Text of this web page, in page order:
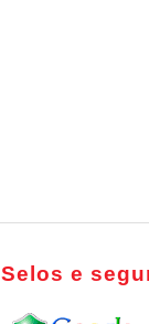
Selos e